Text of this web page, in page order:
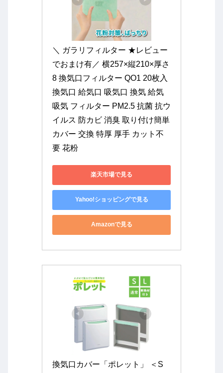
＼ ガラリフィルター ★レビュー
でおまけ有／ 横257×縦210×厚さ
8 換気口フィルター QO1 20枚入
換気口 給気口 吸気口 換気 給気
吸気 フィルター PM2.5 抗菌 抗ウ
イルス 防カビ 消臭 取り付け簡単
カバー 交換 特厚 厚手 カット不
要 花粉
楽天市場で見る
Yahoo!ショッピングで見る
Amazonで見る
換気口カバー「ポレット」 ＜S